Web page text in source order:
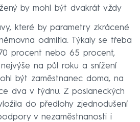
by mohl být dvakrát vždy
které by parametry zkrácené
odmítla. Týkaly se třeba
procent nebo 65 procent,
na půl roku a snížení
být zaměstnanec doma, na
dva v týdnu. Z poslaneckých
do předlohy zjednodušení
v nezaměstnanosti i